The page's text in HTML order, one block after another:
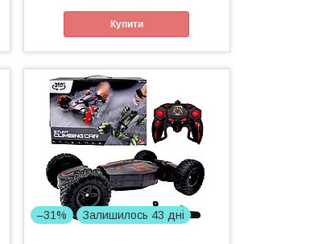
Купити
–31% Залишилось 43 дні